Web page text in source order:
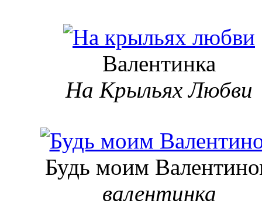
Валентинка
На Крыльях Любви
Будь моим
валентинка